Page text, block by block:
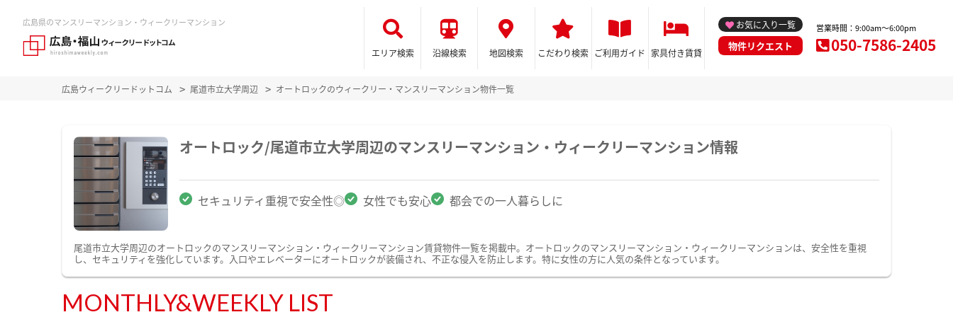
広島県のマンスリーマンション・ウィークリーマンション
エリア検索 沿線検索 地図検索 こだわり検索 ご利用ガイド 家具付き賃貸
お気に入り一覧
物件リクエスト
営業時間：9:00am～6:00pm
050-7586-2405
広島ウィークリードットコム 尾道市立大学周辺 オートロックのウィークリー・マンスリーマンション物件一覧
オートロック/尾道市立大学周辺のマンスリーマンション・ウィークリーマンション情報
セキュリティ重視で安全性◎ 女性でも安心 都会での一人暮らしに
尾道市立大学周辺のオートロックのマンスリーマンション・ウィークリーマンション賃貸物件一覧を掲載中。オートロックのマンスリーマンション・ウィークリーマンションは、安全性を重視
し、セキュリティを強化しています。入口やエレベーターにオートロックが装備され、不正な侵入を防止します。特に女性の方に人気の条件となっています。
MONTHLY&WEEKLY LIST